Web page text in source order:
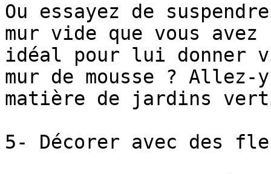
Ou essayez de
mur vide que vous
idéal pour lui donner
mur de mousse ?
matière de jardins
5- Décorer avec des